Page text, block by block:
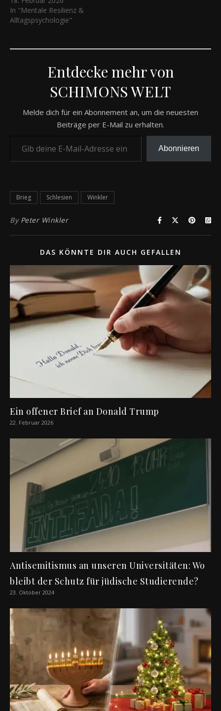
In "Mentale Resilienz &
Alltagspsychologie"
Entdecke mehr von
SCHIMONS WELT
Melde dich für ein Abonnement an, um die neuesten
Beiträge per E-Mail zu erhalten.
Abonnieren
Brieg Schlesien Winkler
By Peter Winkler
DAS KÖNNTE DIR AUCH GEFALLEN
Ein offener Brief an Donald Trump
22. Februar 2026
Antisemitismus an unseren Universitäten: Wo
bleibt der Schutz für jüdische Studierende?
23. Oktober 2024